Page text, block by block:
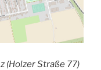
(Holzer Straße 77)